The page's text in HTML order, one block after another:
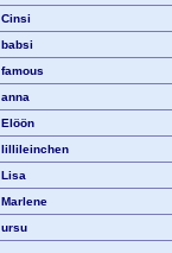
Cinsi
babsi
famous
anna
Elöön
lillileinchen
Lisa
Marlene
ursu